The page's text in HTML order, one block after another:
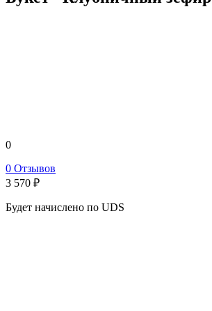
0
0 Отзывов
3 570 ₽
Будет начислено по UDS